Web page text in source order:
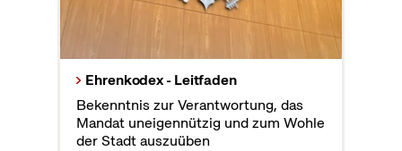
Ehrenkodex - Leitfaden
Bekenntnis zur Verantwortung, das
Mandat uneigennützig und zum Wohle
der Stadt auszuüben